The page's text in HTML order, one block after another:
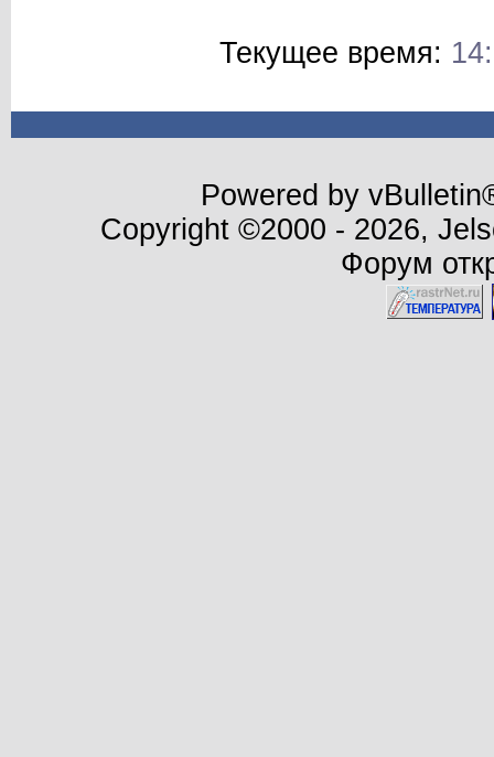
Текущее время:
Powered by
Copyright ©2000 - 2026,
Форум